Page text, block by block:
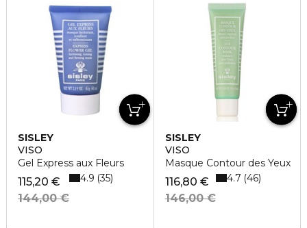
SISLEY
VISO
Gel Express aux Fleurs
115,20 €
144,00 €
4.9 35
SISLEY
VISO
Masque Contour des Yeux
116,80 €
146,00 €
4.7 46